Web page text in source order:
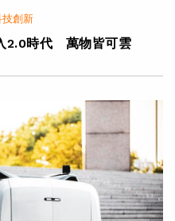
技創新
2.0時代 萬物皆可雲